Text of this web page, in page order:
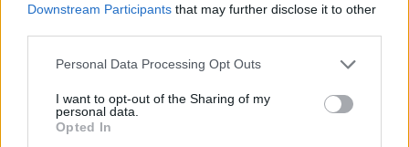
Downstream Participants that may further disclose it to other
Please note that this website/app uses one or more Google
not limited to your visit or usage behaviour. You may click to
grant or deny consent to Google and its third-party tags to
use your data for below specified purposes in below Google
Personal Data Processing Opt Outs
I want to opt-out of the Sharing of my
personal data.
Opted In